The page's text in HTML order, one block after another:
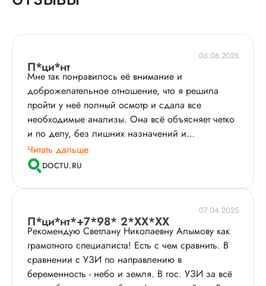
06.06.2025
П*ци*нт
Мне так понравилось её внимание и
доброжелательное отношение, что я решила
пройти у неё полный осмотр и сдала все
необходимые анализы. Она всё объясняет четко
и по делу, без лишних назначений и
навязываний. Теперь я планирую регулярно
обращаться именно к этому врачу.
Читать дальше
DOCTU.RU
07.04.2025
П*ци*нт*+7*98* 2*XX*XX
Рекомендую Светлану Николаевну Алымову как
грамотного специалиста! Есть с чем сравнить. В
сравнении с УЗИ по направлению в
беременность - небо и земля. В гос. УЗИ за всё